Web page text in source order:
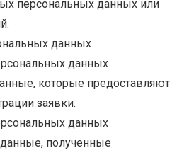
персональных данных или
данных
данных
которые предоставляют
заявки.
данных
данные, полученные